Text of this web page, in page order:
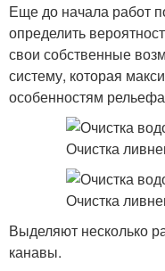
Еще до начала работ
определить
свои собственные
систему, которая
особенностям
Выделяют несколько
канавы.